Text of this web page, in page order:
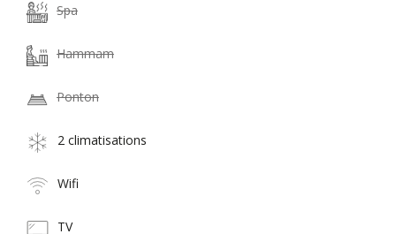
Spa
Hammam
Ponton
2 climatisations
Wifi
TV